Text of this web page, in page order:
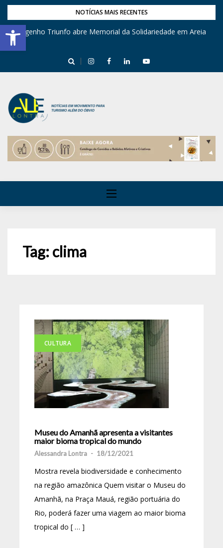
Barra de Ferramentas Aberta
NOTÍCIAS MAIS RECENTES
Engenho Triunfo abre Memorial da Solidariedade em Areia
Tag:clima
CULTURA
Museu do Amanhã apresenta a visitantes
maior bioma tropical do mundo
Alessandra Lontra - 18/12/2021
Mostra revela biodiversidade e conhecimento
na região amazônica Quem visitar o Museu do
Amanhã, na Praça Mauá, região portuária do
Rio, poderá fazer uma viagem ao maior bioma
tropical do [ … ]